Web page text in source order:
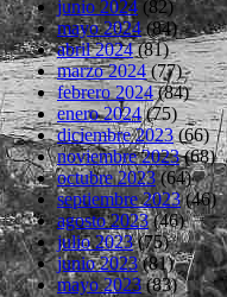
junio 2024 (82)
mayo 2024(84)
abril 2024(81)
marzo 2024(77)
febrero 2024(84)
enero 2024(75)
diciembre 2023(66)
noviembre 2023(68)
octubre 2023(64)
septiembre 2023(46)
agosto 2023(46)
julio 2023(75)
junio 2023(81)
mayo 2023(83)